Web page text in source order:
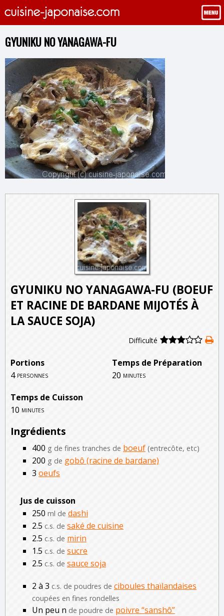
GYUNIKU NO YANAGAWA-FU
GYUNIKU NO YANAGAWA-FU (BOEUF
ET RACINE DE BARDANE MIJOTÉS À
LA SAUCE SOJA)
Difficulté
Portions
Temps de Préparation
4 personnes 20 minutes
Temps de Cuisson
10 minutes
Ingrédients
400 g de fines tranches de boeuf (entrecôte, etc)
200 g de gobô (racine de bardane)
3 oeufs
Jus de cuisson
250 ml de dashi
2.5 c.s. de saké de cuisine
2.5 c.s. de mirin
1.5 c.s. de sucre
2.5 c.s. de sauce soja
2 à 3 c.s. de poudres de ciboules thaïlandaises
coupées en fines rondelles
Un peu n de poudre de poivre “sanshô”